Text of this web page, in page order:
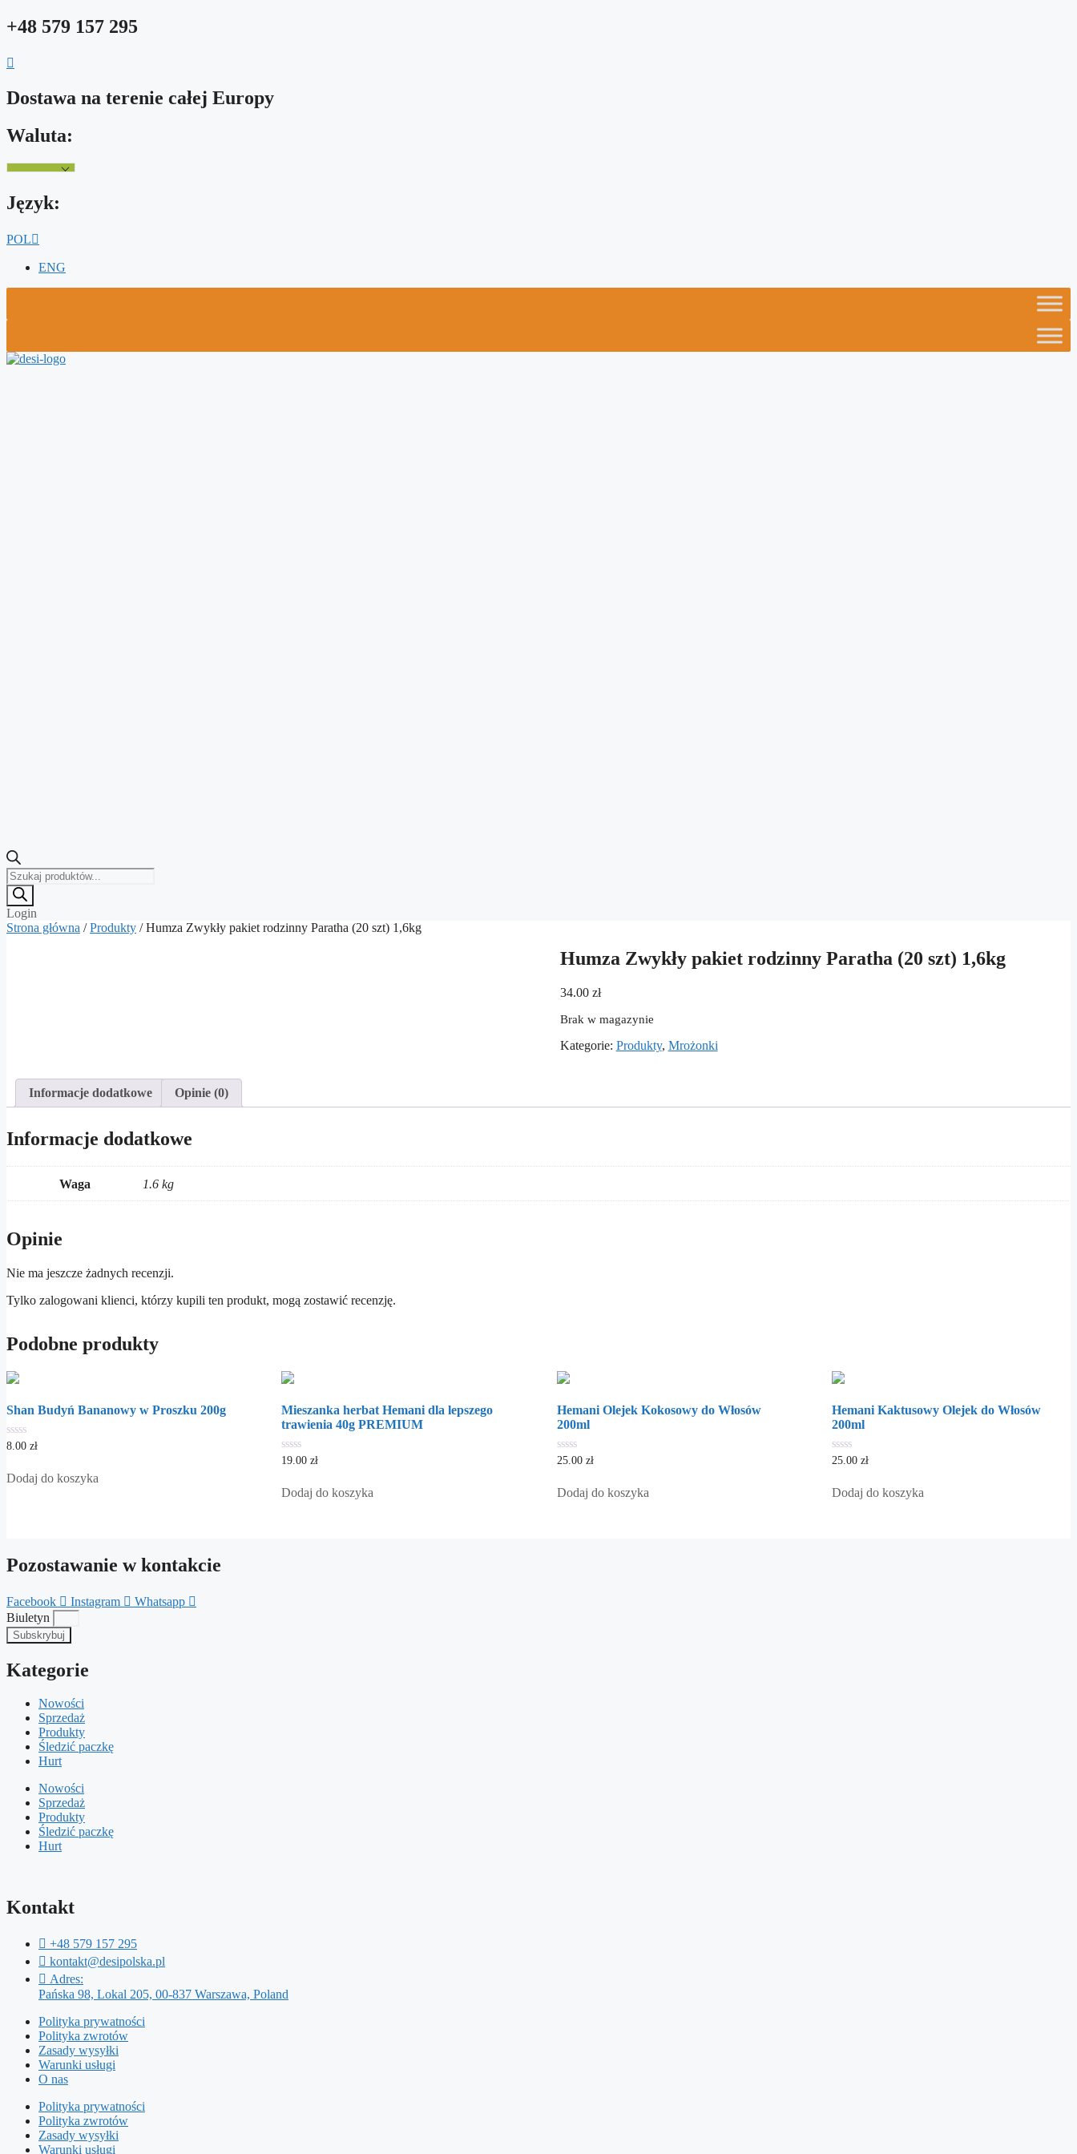
Przejdź
+48 579 157 295
Dostawa na terenie całej Europy
Waluta:
Język:
POL
ENG
Wyszukiwarka
produktów
Login
Strona główna /Produkty / Humza Zwykły pakiet rodzinny Paratha (20 szt) 1,6kg
Humza Zwykły pakiet rodzinny Paratha (20 szt) 1,6kg
34.00 zł
Brak w magazynie
Kategorie: Produkty, Mrożonki
Informacje dodatkowe Opinie (0)
Informacje dodatkowe
Waga 1.6 kg
Opinie
Nie ma jeszcze żadnych recenzji.
Tylko zalogowani klienci, którzy kupili ten produkt, mogą zostawić recenzję.
Podobne produkty
Shan Budyń Bananowy w Proszku 200g
0
5
8.00 zł
Dodaj do koszyka
Mieszanka herbat Hemani dla lepszego
trawienia 40g PREMIUM
0
5
19.00zł
Dodaj do koszyka
Hemani Olejek Kokosowy do Włosów
200ml
0
5
25.00 zł
Dodaj do koszyka
Hemani Kaktusowy Olejek do Włosów
200ml
0
5
25.00 zł
Dodaj do koszyka
Pozostawanie w kontakcie
Facebook Instagram
Whatsapp
Biuletyn
Subskrybuj
Kategorie
Nowości
Sprzedaż
Produkty
Śledzić paczkę
Hurt
Nowości
Sprzedaż
Produkty
Śledzić paczkę
Hurt
Kontakt
+48 579 157 295
kontakt@desipolska.pl
Adres:
Pańska 98, Lokal 205, 00-837 Warszawa, Poland
Polityka prywatności
Polityka zwrotów
Zasady wysyłki
Warunki usługi
O nas
Polityka prywatności
Polityka zwrotów
Zasady wysyłki
Warunki usługi